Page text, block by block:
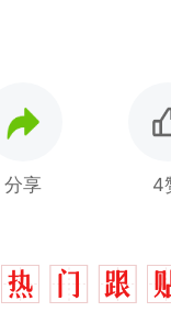
分享 4